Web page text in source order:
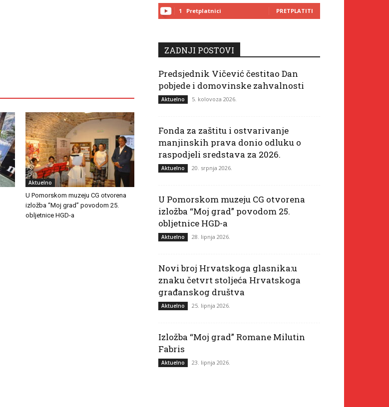
Aktuelno
U Pomorskom muzeju CG otvorena
izložba “Moj grad” povodom 25.
obljetnice HGD-a
1 Pretplatnici PRETPLATITI
ZADNJI POSTOVI
Predsjednik Vičević čestitao Dan
pobjede i domovinske zahvalnosti
Aktuelno 5. kolovoza 2026.
Fonda za zaštitu i ostvarivanje
manjinskih prava donio odluku o
raspodjeli sredstava za 2026.
Aktuelno 20. srpnja 2026.
U Pomorskom muzeju CG otvorena
izložba “Moj grad” povodom 25.
obljetnice HGD-a
Aktuelno 28. lipnja 2026.
Novi broj Hrvatskoga glasnika:u
znaku četvrt stoljeća Hrvatskoga
građanskog društva
Aktuelno 25. lipnja 2026.
Izložba “Moj grad” Romane Milutin
Fabris
Aktuelno 23. lipnja 2026.